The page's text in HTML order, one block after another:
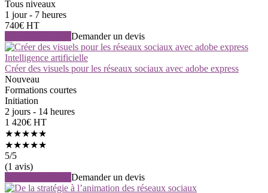
Tous niveaux
1 jour - 7 heures
740€ HT
Demander un devis
Intelligence artificielle
Créer des visuels pour les réseaux sociaux avec adobe express
Nouveau
Formations courtes
Initiation
2 jours - 14 heures
1 420€ HT
★★★★★
★★★★★
5/5
(1 avis)
Demander un devis